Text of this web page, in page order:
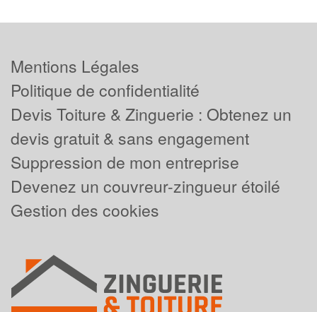
Mentions Légales
Politique de confidentialité
Devis Toiture & Zinguerie : Obtenez un
devis gratuit & sans engagement
Suppression de mon entreprise
Devenez un couvreur-zingueur étoilé
Gestion des cookies